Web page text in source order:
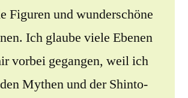
Figuren und wunderschöne
Ich glaube viele Ebenen
vorbei gegangen, weil ich
Mythen und der Shinto-